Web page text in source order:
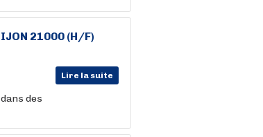
21000 (H/F)
Lire la suite
des